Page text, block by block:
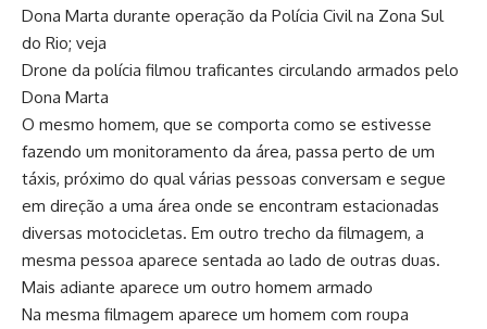
Dona Marta durante operação da Polícia Civil na Zona Sul
do Rio; veja
Drone da polícia filmou traficantes circulando armados pelo
Dona Marta
O mesmo homem, que se comporta como se estivesse
fazendo um monitoramento da área, passa perto de um
táxis, próximo do qual várias pessoas conversam e segue
em direção a uma área onde se encontram estacionadas
diversas motocicletas. Em outro trecho da filmagem, a
mesma pessoa aparece sentada ao lado de outras duas.
Mais adiante aparece um outro homem armado
Na mesma filmagem aparece um homem com roupa